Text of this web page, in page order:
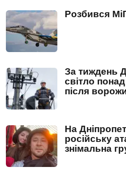
Розбився
За тиждень
світло
після
На
російську
знімальна